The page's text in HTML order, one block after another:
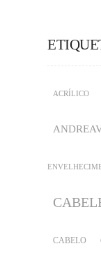
ACRÍLICO
CABELO